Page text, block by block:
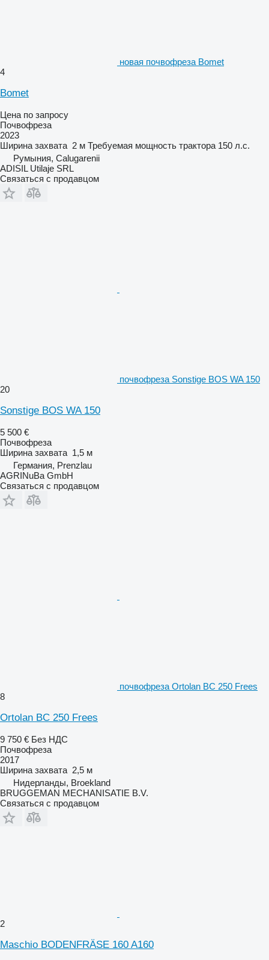
новая почвофреза Bomet
4
Bomet
Цена по запросу
Почвофреза
2023
Ширина захвата 2 м Требуемая мощность трактора 150 л.с.
Румыния, Calugarenii
ADISIL Utilaje SRL
Связаться с продавцом
почвофреза Sonstige BOS WA 150
20
Sonstige BOS WA 150
5 500 €
Почвофреза
Ширина захвата 1,5 м
Германия, Prenzlau
AGRINuBa GmbH
Связаться с продавцом
почвофреза Ortolan BC 250 Frees
8
Ortolan BC 250 Frees
9 750 € Без НДС
Почвофреза
2017
Ширина захвата 2,5 м
Нидерланды, Broekland
BRUGGEMAN MECHANISATIE B.V.
Связаться с продавцом
2
Maschio BODENFRÄSE 160 A160